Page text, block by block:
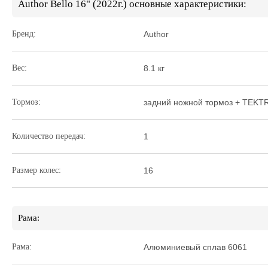
Author Bello 16" (2022г.) основные характеристики:
Бренд: Author
Вес: 8.1 кг
Тормоз: задний ножной тормоз +
Количество передач: 1
Размер колес: 16
Рама:
Рама: Алюминиевый сплав 6061